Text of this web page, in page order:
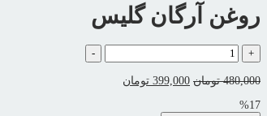
روغن آرگان گلیس
+
روغن
آرگان
گلیس
-
480,000 تومان قیمت
399,000 تومان
%17